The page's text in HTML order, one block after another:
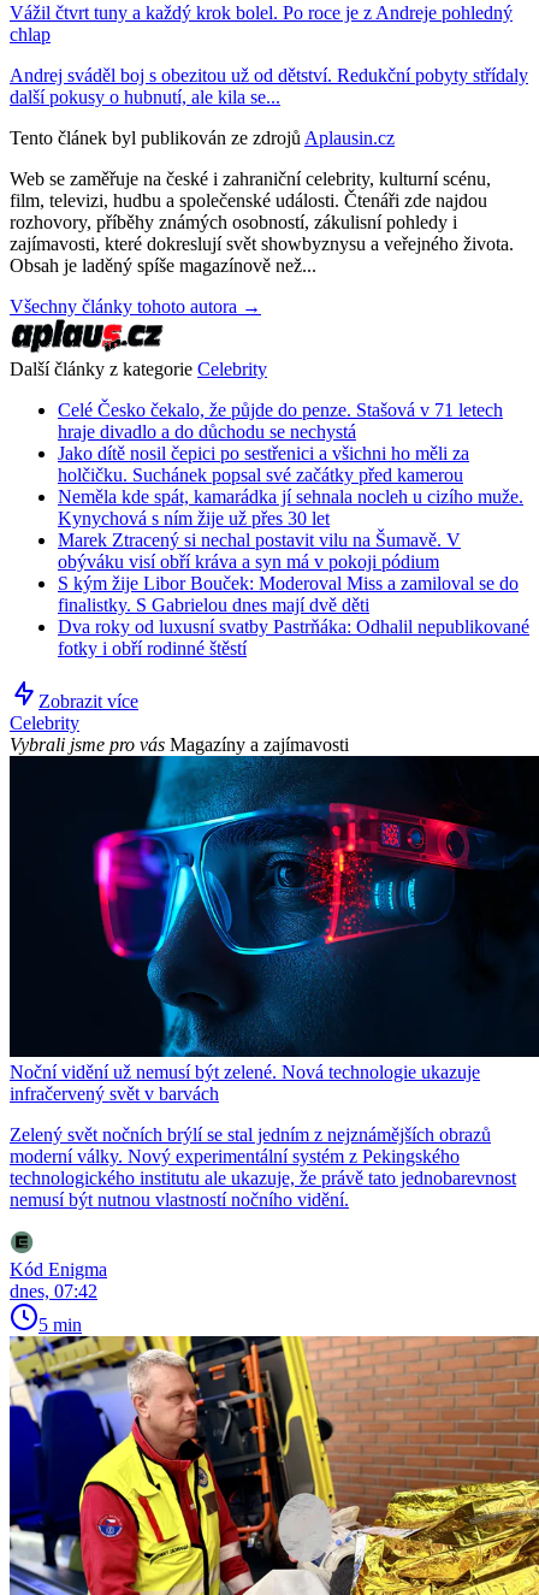
Vážil čtvrt tuny a každý krok bolel. Po roce je z Andreje pohledný
chlap
Andrej sváděl boj s obezitou už od dětství. Redukční pobyty střídaly
další pokusy o hubnutí, ale kila se...
Tento článek byl publikován ze zdrojů Aplausin.cz
Web se zaměřuje na české i zahraniční celebrity, kulturní scénu,
film, televizi, hudbu a společenské události. Čtenáři zde najdou
rozhovory, příběhy známých osobností, zákulisní pohledy i
zajímavosti, které dokreslují svět showbyznysu a veřejného života.
Obsah je laděný spíše magazínově než...
Všechny články tohoto autora →
Další články z kategorie Celebrity
Celé Česko čekalo, že půjde do penze. Stašová v 71 letech
hraje divadlo a do důchodu se nechystá
Jako dítě nosil čepici po sestřenici a všichni ho měli za
holčičku. Suchánek popsal své začátky před kamerou
Neměla kde spát, kamarádka jí sehnala nocleh u cizího muže.
Kynychová s ním žije už přes 30 let
Marek Ztracený si nechal postavit vilu na Šumavě. V
obýváku visí obří kráva a syn má v pokoji pódium
S kým žije Libor Bouček: Moderoval Miss a zamiloval se do
finalistky. S Gabrielou dnes mají dvě děti
Dva roky od luxusní svatby Pastrňáka: Odhalil nepublikované
fotky i obří rodinné štěstí
Zobrazit více
Celebrity
Vybrali jsme pro vás Magazíny a zajímavosti
Noční vidění už nemusí být zelené. Nová technologie ukazuje
infračervený svět v barvách
Zelený svět nočních brýlí se stal jedním z nejznámějších obrazů
moderní války. Nový experimentální systém z Pekingského
technologického institutu ale ukazuje, že právě tato jednobarevnost
nemusí být nutnou vlastností nočního vidění.
Kód Enigma
dnes, 07:42
5 min